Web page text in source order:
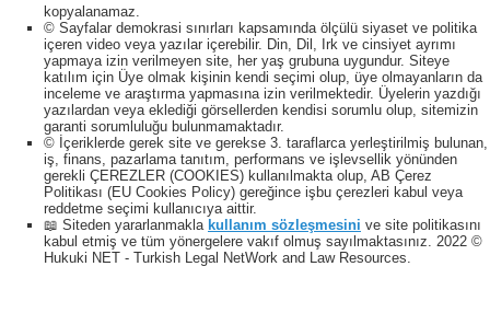
kopyalanamaz.
© Sayfalar demokrasi sınırları kapsamında ölçülü siyaset ve politika
içeren video veya yazılar içerebilir. Din, Dil, Irk ve cinsiyet ayrımı
yapmaya izin verilmeyen site, her yaş grubuna uygundur. Siteye
katılım için Üye olmak kişinin kendi seçimi olup, üye olmayanların da
inceleme ve araştırma yapmasına izin verilmektedir. Üyelerin yazdığı
yazılardan veya eklediği görsellerden kendisi sorumlu olup, sitemizin
garanti sorumluluğu bulunmamaktadır.
© İçeriklerde gerek site ve gerekse 3. taraflarca yerleştirilmiş bulunan,
iş, finans, pazarlama tanıtım, performans ve işlevsellik yönünden
gerekli ÇEREZLER (COOKIES) kullanılmakta olup, AB Çerez
Politikası (EU Cookies Policy) gereğince işbu çerezleri kabul veya
reddetme seçimi kullanıcıya aittir.
📖 Siteden yararlanmakla kullanım sözleşmesini ve site politikasını
kabul etmiş ve tüm yönergelere vakıf olmuş sayılmaktasınız. 2022 ©
Hukuki NET - Turkish Legal NetWork and Law Resources.